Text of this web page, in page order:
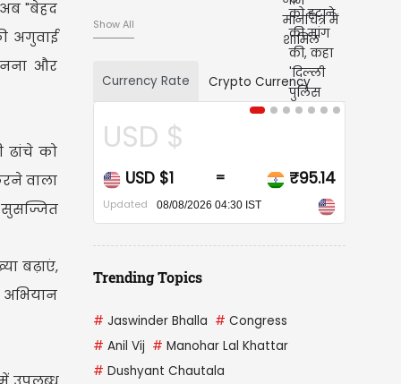
अब "बेहद
अगुवाई
​​और
ढांचे को
वाला
सुसज्जित
बढ़ाएं,
Show All
Currency Rate Crypto Currency
USD $
USD $1 = ₹95.14
Updated 08/08/2026 04:30 IST
CAD $1
08/08/2026
Trending Topics
# Jaswinder Bhalla # Congress
# Anil Vij # Manohar Lal Khattar
# Dushyant Chautala